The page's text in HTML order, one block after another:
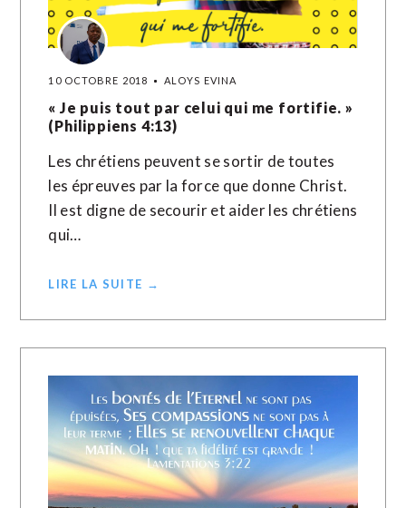
10 OCTOBRE 2018 ALOYS EVINA
« Je puis tout par celui qui me fortifie. »
(Philippiens 4:13)
Les chrétiens peuvent se sortir de toutes
les épreuves par la force que donne Christ.
Il est digne de secourir et aider les chrétiens
qui…
LIRE LA SUITE →